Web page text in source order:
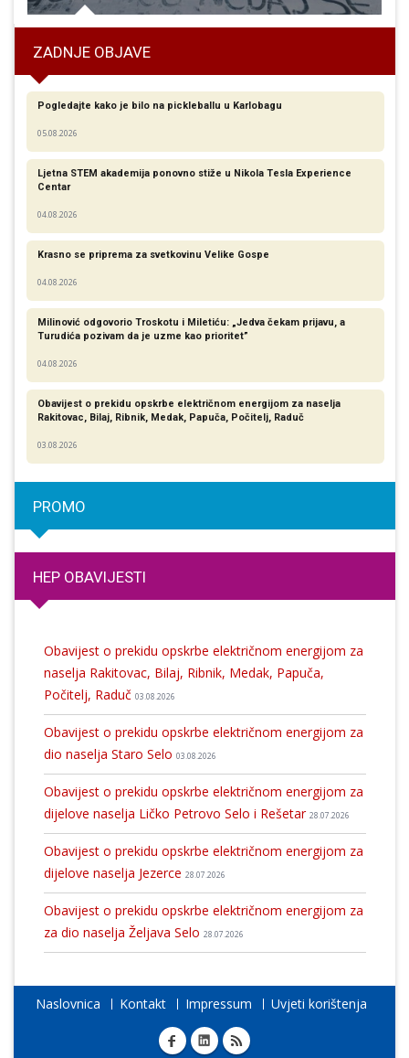
ZADNJE OBJAVE
Pogledajte kako je bilo na pickleballu u Karlobagu
05.08.2026
Ljetna STEM akademija ponovno stiže u Nikola Tesla Experience
Centar
04.08.2026
Krasno se priprema za svetkovinu Velike Gospe
04.08.2026
Milinović odgovorio Troskotu i Miletiću: „Jedva čekam prijavu, a
Turudića pozivam da je uzme kao prioritet”
04.08.2026
Obavijest o prekidu opskrbe električnom energijom za naselja
Rakitovac, Bilaj, Ribnik, Medak, Papuča, Počitelj, Raduč
03.08.2026
PROMO
HEP OBAVIJESTI
Obavijest o prekidu opskrbe električnom energijom za
naselja Rakitovac, Bilaj, Ribnik, Medak, Papuča,
Počitelj, Raduč 03.08.2026
Obavijest o prekidu opskrbe električnom energijom za
dio naselja Staro Selo 03.08.2026
Obavijest o prekidu opskrbe električnom energijom za
dijelove naselja Ličko Petrovo Selo i Rešetar 28.07.2026
Obavijest o prekidu opskrbe električnom energijom za
dijelove naselja Jezerce 28.07.2026
Obavijest o prekidu opskrbe električnom energijom za
za dio naselja Željava Selo 28.07.2026
Naslovnica Kontakt Impressum Uvjeti korištenja